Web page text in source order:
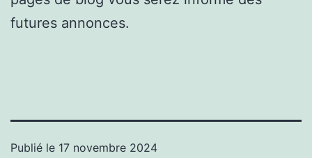
futures annonces.
Publié le 17 novembre 2024